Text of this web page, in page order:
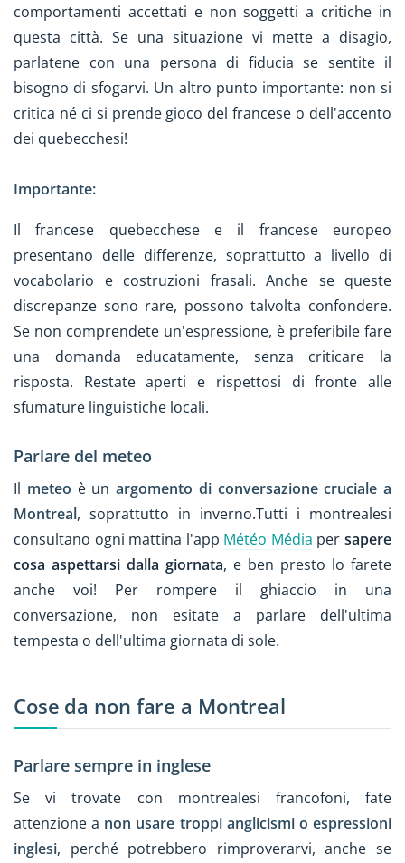
comportamenti accettati e non soggetti a critiche in
questa città. Se una situazione vi mette a disagio,
parlatene con una persona di fiducia se sentite il
bisogno di sfogarvi. Un altro punto importante: non si
critica né ci si prende gioco del francese o dell'accento
dei quebecchesi!
Importante:
Il francese quebecchese e il francese europeo
presentano delle differenze, soprattutto a livello di
vocabolario e costruzioni frasali. Anche se queste
discrepanze sono rare, possono talvolta confondere.
Se non comprendete un'espressione, è preferibile fare
una domanda educatamente, senza criticare la
risposta. Restate aperti e rispettosi di fronte alle
sfumature linguistiche locali.
Parlare del meteo
Il meteo è un argomento di conversazione cruciale a
Montreal, soprattutto in inverno.Tutti i montrealesi
consultano ogni mattina l'app Météo Média per sapere
cosa aspettarsi dalla giornata, e ben presto lo farete
anche voi! Per rompere il ghiaccio in una
conversazione, non esitate a parlare dell'ultima
tempesta o dell'ultima giornata di sole.
Cose da non fare a Montreal
Parlare sempre in inglese
Se vi trovate con montrealesi francofoni, fate
attenzione a non usare troppi anglicismi o espressioni
inglesi, perché potrebbero rimproverarvi, anche se